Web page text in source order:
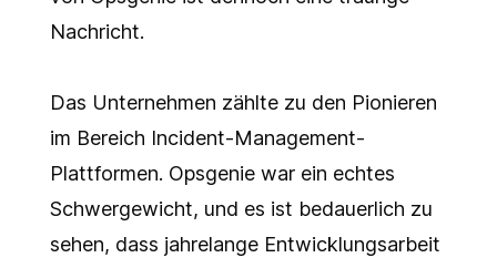
Nachricht.
Das Unternehmen zählte zu den Pionieren
im Bereich Incident-Management-
Plattformen. Opsgenie war ein echtes
Schwergewicht, und es ist bedauerlich zu
sehen, dass jahrelange Entwicklungsarbeit